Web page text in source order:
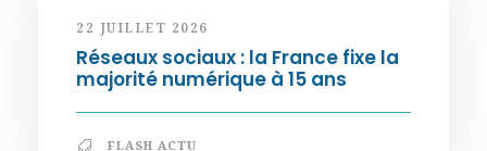
22 JUILLET 2026
Réseaux sociaux : la France fixe la
majorité numérique à 15 ans
FLASH ACTU